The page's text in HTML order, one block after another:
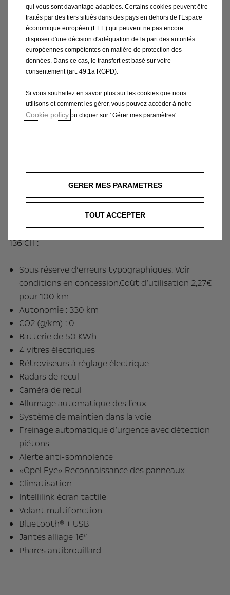
Contacter Opel martinique
Corsa édition électrique 1.0l 136ch
5 portes : à partir de 24 990€
Prix catalogue de 39 700 € TTC pour la Corsa EDITION
000 € soit un prix net de 24 990 € hors peinture
métallisée (600€) ou peinture brillante (300€) selon
votre choix.
Equipements Corsa EDITION Electrique 5 Portes 1.0L
136 CH :
Sous réserve d’erreurs typographiques. Voir
conditions en concession.Coût d’utilisation 2,27€
pour 100 km
Autonomie : 330 km
CO2 (g/km) : 0
Batterie de 50 KWh
4 vitres électriques
Rétroviseurs à réglage électrique
Radars de recul
Caméra de recul
Allumage automatique des feux
Système de maintien dans la voie
Freinage automatique d’urgence avec détection
piétons
Alerte anti-somnolence
«Opel Eye» Reconnaissance des panneaux
Climatisation
Intellilink écran tactile
Volant multifonction
Bluetooth® + USB
Jantes alliage 16”
Phares antibrouillard
qui vous sont davantage adaptées. Certains cookies peuvent être
traités par des tiers situés dans des pays en dehors de l'Espace
économique européen (EEE) qui peuvent ne pas encore
disposer d'une décision d'adéquation de la part des autorités
européennes compétentes en matière de protection des
données. Dans ce cas, le transfert est basé sur votre
consentement (art. 49.1a RGPD).
Si vous souhaitez en savoir plus sur les cookies que nous
utilisons et comment les gérer, vous pouvez accéder à notre
Cookie policy ou cliquer sur ' Gérer mes paramètres'.
GERER MES PARAMETRES
TOUT ACCEPTER